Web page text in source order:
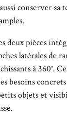
conserver sa
deux pièces
latérales de
à 360°.
besoins
objets et